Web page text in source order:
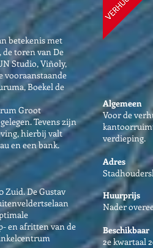
betekenis met
toren van De
Studio, Viñoly,
vooraanstaande
Boekel de
Groot
Tevens zijn
hierbij valt
en een bank.
Zuid. De Gustav
en afritten van de
Algemeen
Voor de
verdieping.
Adres
Huurprijs
Nader
Beschikbaar
2e kwartaal